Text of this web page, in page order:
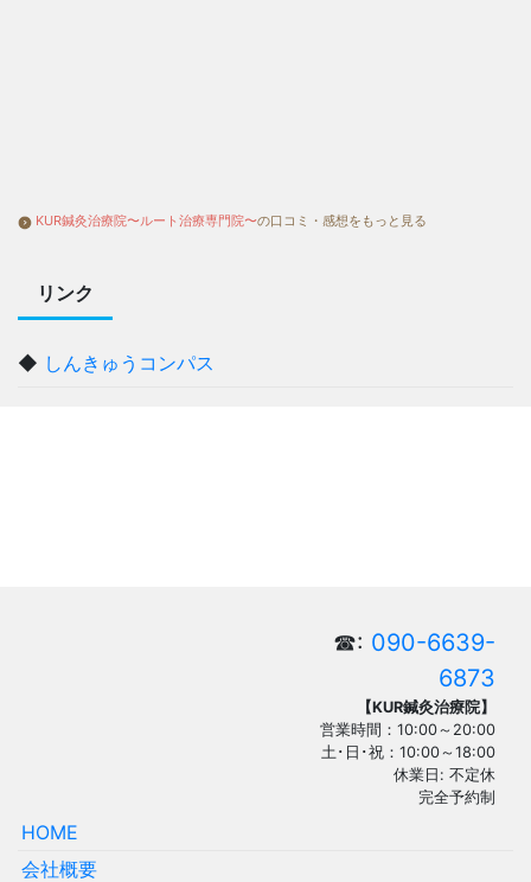
KUR鍼灸治療院〜ルート治療専門院〜の口コミ・感想をもっと見る
リンク
◆ しんきゅうコンパス
☎: 090-6639-
6873
【KUR鍼灸治療院】
営業時間：10:00～20:00
土･日･祝：10:00～18:00
休業日: 不定休
完全予約制
HOME
会社概要